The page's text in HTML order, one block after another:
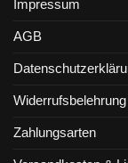
Impressum
AGB
Widerrufsbelehrung
Zahlungsarten